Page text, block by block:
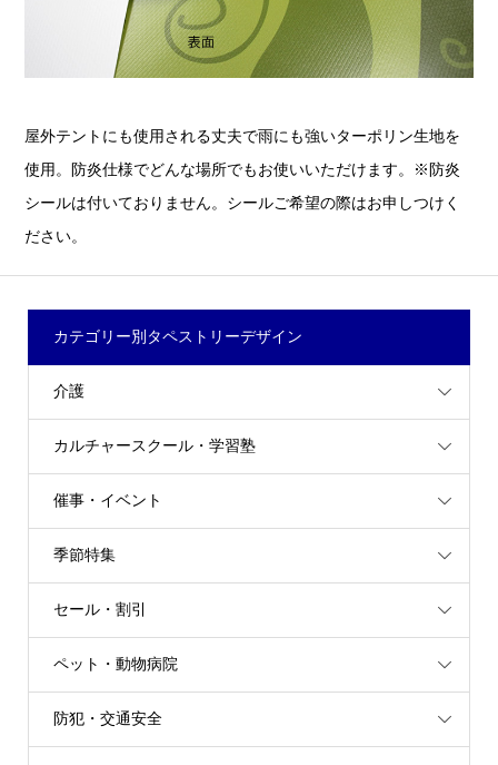
屋外テントにも使用される丈夫で雨にも強いターポリン生地を
使用。防炎仕様でどんな場所でもお使いいただけます。※防炎
シールは付いておりません。シールご希望の際はお申しつけく
ださい。
カテゴリー別タペストリーデザイン
介護
カルチャースクール・学習塾
催事・イベント
季節特集
セール・割引
ペット・動物病院
防犯・交通安全